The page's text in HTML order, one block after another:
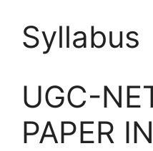
Syllabus
UGC-
PAPER